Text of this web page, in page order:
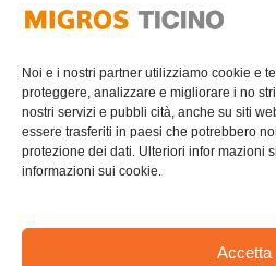
Noi e i nostri partner utilizziamo cookie e
proteggere, analizzare e migliorare i no
nostri servizi e pubbli cità, anche su siti
essere trasferiti in paesi che potrebbero
protezione dei dati. Ulteriori infor mazioni
informazioni sui cookie.
Accetta